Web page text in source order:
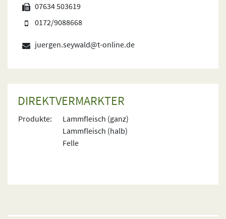
07634 503619
0172/9088668
juergen.seywald@t-online.de
DIREKTVERMARKTER
Produkte:
Lammfleisch (ganz)
Lammfleisch (halb)
Felle